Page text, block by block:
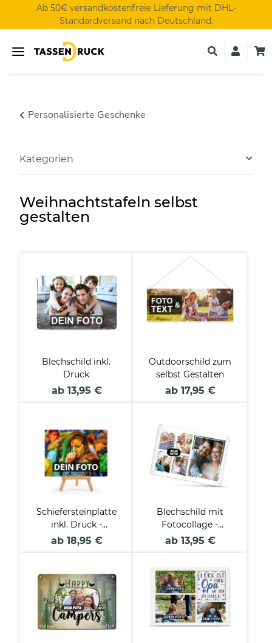
Ab 50€ versandkostenfreie Lieferung mit DHL-
Standardversand nach Deutschland.
Personalisierte Geschenke
Weihnachtstafeln selbst
gestalten
Blechschild inkl.
Druck
ab 13,95 €
Outdoorschild zum
selbst Gestalten
ab 17,95 €
Schiefersteinplatte
inkl. Druck -
Querformat
ab 18,95 €
Blechschild mit
Fotocollage -
verschiedene
ab 13,95 €
Kategorien